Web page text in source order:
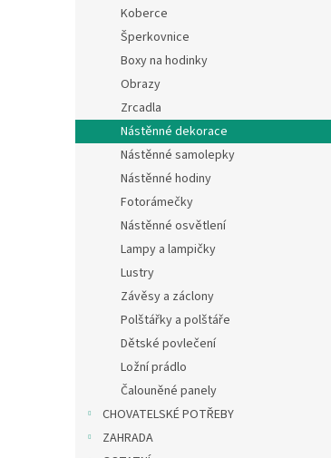
Koberce
Šperkovnice
Boxy na hodinky
Obrazy
Zrcadla
Nástěnné dekorace
Nástěnné samolepky
Nástěnné hodiny
Fotorámečky
Nástěnné osvětlení
Lampy a lampičky
Lustry
Závěsy a záclony
Polštářky a polštáře
Dětské povlečení
Ložní prádlo
Čalouněné panely
CHOVATELSKÉ POTŘEBY
ZAHRADA